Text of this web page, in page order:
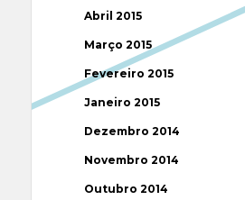
Abril 2015
Março 2015
Fevereiro 2015
Janeiro 2015
Dezembro 2014
Novembro 2014
Outubro 2014